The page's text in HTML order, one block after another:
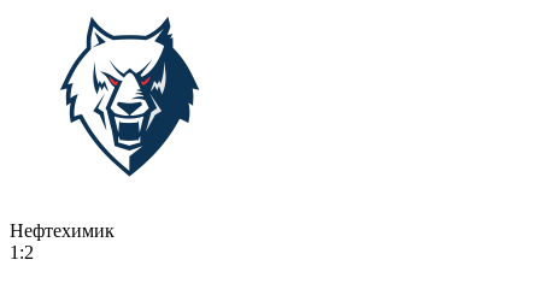
Нефтехимик
1:2